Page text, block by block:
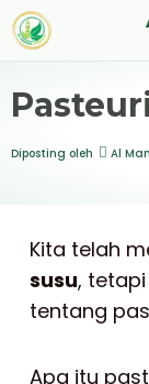
Diposting oleh Al
Kita telah
susu,
tentang
Apa itu